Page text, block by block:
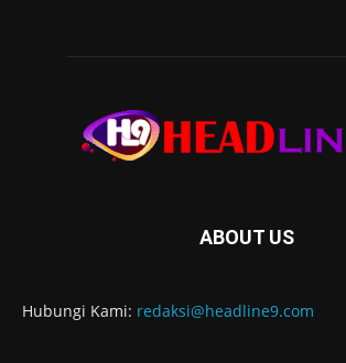
ABOUT US
Hubungi Kami: redaksi@headline9.com